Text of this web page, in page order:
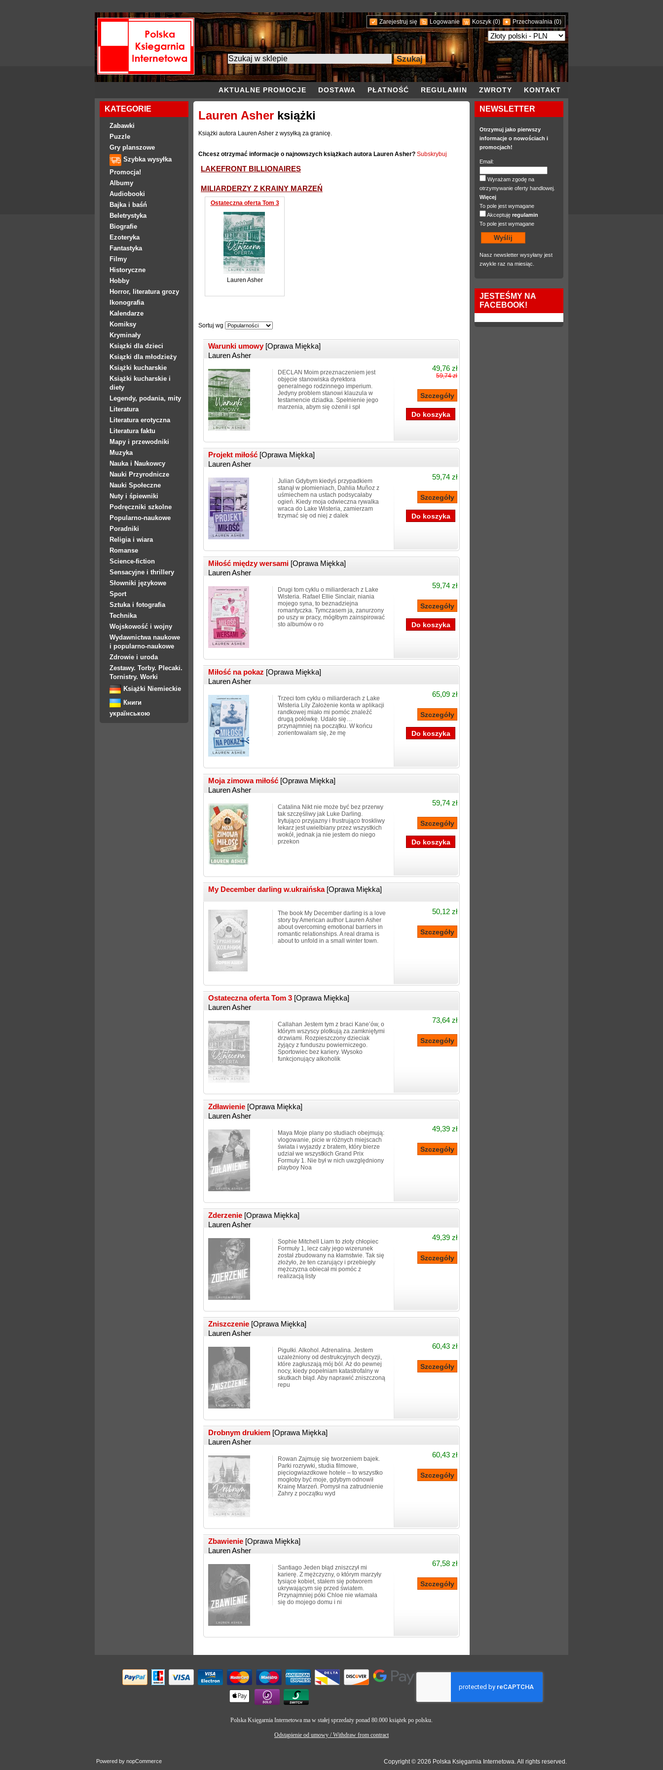
Zarejestruj się Logowanie Koszyk (0) Przechowalnia (0)
AKTUALNE PROMOCJE DOSTAWA PŁATNOŚĆ REGULAMIN ZWROTY KONTAKT
KATEGORIE
Zabawki
Puzzle
Gry planszowe
Szybka wysyłka
Promocja!
Albumy
Audiobooki
Bajka i baśń
Beletrystyka
Biografie
Ezoteryka
Fantastyka
Filmy
Historyczne
Hobby
Horror, literatura grozy
Ikonografia
Kalendarze
Komiksy
Kryminały
Ksiązki dla dzieci
Ksiązki dla młodzieży
Książki kucharskie
Książki kucharskie i
diety
Legendy, podania, mity
Literatura
Literatura erotyczna
Literatura faktu
Mapy i przewodniki
Muzyka
Nauka i Naukowcy
Nauki Przyrodnicze
Nauki Społeczne
Nuty i śpiewniki
Podręczniki szkolne
Popularno-naukowe
Poradniki
Religia i wiara
Romanse
Science-fiction
Sensacyjne i thrillery
Słowniki językowe
Sport
Sztuka i fotografia
Technika
Wojskowość i wojny
Wydawnictwa naukowe
i popularno-naukowe
Zdrowie i uroda
Zestawy. Torby. Plecaki.
Tornistry. Worki
Książki Niemieckie
Книги
українською
Lauren Asher książki
Książki autora Lauren Asher z wysyłką za granicę.
Chcesz otrzymać informacje o najnowszych książkach autora Lauren Asher? Subskrybuj
LAKEFRONT BILLIONAIRES
MILIARDERZY Z KRAINY MARZEŃ
Ostateczna oferta Tom 3
Lauren Asher
Sortuj wg
Warunki umowy [Oprawa Miękka]
Lauren Asher
DECLAN Moim przeznaczeniem jest
objęcie stanowiska dyrektora
generalnego rodzinnego imperium.
Jedyny problem stanowi klauzula w
testamencie dziadka. Spełnienie jego
marzenia, abym się ożenił i spł
49,76 zł
59,74 zł
Projekt miłość [Oprawa Miękka]
Lauren Asher
Julian Gdybym kiedyś przypadkiem
stanął w płomieniach, Dahlia Muñoz z
uśmiechem na ustach podsycałaby
ogień. Kiedy moja odwieczna rywalka
wraca do Lake Wisteria, zamierzam
trzymać się od niej z dalek
59,74 zł
Miłość między wersami [Oprawa Miękka]
Lauren Asher
Drugi tom cyklu o miliarderach z Lake
Wisteria. Rafael Ellie Sinclair, niania
mojego syna, to beznadziejna
romantyczka. Tymczasem ja, zanurzony
po uszy w pracy, mógłbym zainspirować
sto albumów o ro
59,74 zł
Miłość na pokaz [Oprawa Miękka]
Lauren Asher
Trzeci tom cyklu o miliarderach z Lake
Wisteria Lily Założenie konta w aplikacji
randkowej miało mi pomóc znaleźć
drugą połówkę. Udało się…
przynajmniej na początku. W końcu
zorientowałam się, że mę
65,09 zł
Moja zimowa miłość [Oprawa Miękka]
Lauren Asher
Catalina Nikt nie może być bez przerwy
tak szczęśliwy jak Luke Darling.
Irytująco przyjazny i frustrująco troskliwy
lekarz jest uwielbiany przez wszystkich
wokół, jednak ja nie jestem do niego
przekon
59,74 zł
My December darling w.ukraińska [Oprawa Miękka]
The book My December darling is a love
story by American author Lauren Asher
about overcoming emotional barriers in
romantic relationships. A real drama is
about to unfold in a small winter town.
50,12 zł
Ostateczna oferta Tom 3 [Oprawa Miękka]
Lauren Asher
Callahan Jestem tym z braci Kane’ów, o
którym wszyscy plotkują za zamkniętymi
drzwiami. Rozpieszczony dzieciak
żyjący z funduszu powierniczego.
Sportowiec bez kariery. Wysoko
funkcjonujący alkoholik
73,64 zł
Zdławienie [Oprawa Miękka]
Lauren Asher
Maya Moje plany po studiach obejmują:
vlogowanie, picie w różnych miejscach
świata i wyjazdy z bratem, który bierze
udział we wszystkich Grand Prix
Formuły 1. Nie był w nich uwzględniony
playboy Noa
49,39 zł
Zderzenie [Oprawa Miękka]
Lauren Asher
Sophie Mitchell Liam to złoty chłopiec
Formuły 1, lecz cały jego wizerunek
został zbudowany na kłamstwie. Tak się
złożyło, że ten czarujący i przebiegły
mężczyzna obiecał mi pomóc z
realizacją listy
49,39 zł
Zniszczenie [Oprawa Miękka]
Lauren Asher
Pigułki. Alkohol. Adrenalina. Jestem
uzależniony od destrukcyjnych decyzji,
które zagłuszają mój ból. Aż do pewnej
nocy, kiedy popełniam katastrofalny w
skutkach błąd. Aby naprawić zniszczoną
repu
60,43 zł
Drobnym drukiem [Oprawa Miękka]
Lauren Asher
Rowan Zajmuję się tworzeniem bajek.
Parki rozrywki, studia filmowe,
pięciogwiazdkowe hotele – to wszystko
mogłoby być moje, gdybym odnowił
Krainę Marzeń. Pomysł na zatrudnienie
Zahry z początku wyd
60,43 zł
Zbawienie [Oprawa Miękka]
Lauren Asher
Santiago Jeden błąd zniszczył mi
karierę. Z mężczyzny, o którym marzyły
tysiące kobiet, stałem się potworem
ukrywającym się przed światem.
Przynajmniej póki Chloe nie włamała
się do mojego domu i ni
67,58 zł
NEWSLETTER
Otrzymuj jako pierwszy
informacje o nowościach i
promocjach!
Email:
Wyrażam zgodę na
otrzymywanie oferty handlowej.
Więcej
To pole jest wymagane
Akceptuję regulamin
To pole jest wymagane
Nasz newsletter wysyłany jest
zwykle raz na miesiąc.
JESTEŚMY NA
FACEBOOK!
Polska Księgarnia Internetowa ma w stałej sprzedaży ponad 80.000 książek po polsku.
Odstąpienie od umowy / Withdraw from contract
Powered by nopCommerce Copyright © 2026 Polska Księgarnia Internetowa. All rights reserved.